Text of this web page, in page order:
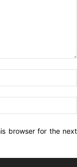
browser for the next